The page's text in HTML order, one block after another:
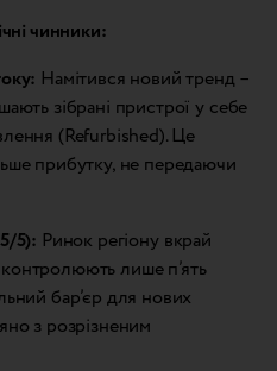
чинники:
Намітився новий тренд –
зібрані пристрої у себе
(Refurbished). Це
прибутку, не передаючи
5): Ринок регіону вкрай
лише п’ять
бар’єр для нових
з розрізненим